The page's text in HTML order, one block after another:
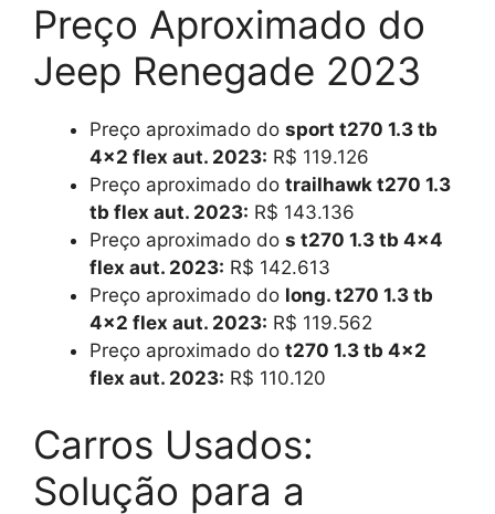
Preço Aproximado do
Jeep Renegade 2023
Preço aproximado do sport t270 1.3 tb
4×2 flex aut. 2023: R$ 119.126
Preço aproximado do trailhawk t270 1.3
tb flex aut. 2023: R$ 143.136
Preço aproximado do s t270 1.3 tb 4×4
flex aut. 2023: R$ 142.613
Preço aproximado do long. t270 1.3 tb
4×2 flex aut. 2023: R$ 119.562
Preço aproximado do t270 1.3 tb 4×2
flex aut. 2023: R$ 110.120
Carros Usados:
Solução para a